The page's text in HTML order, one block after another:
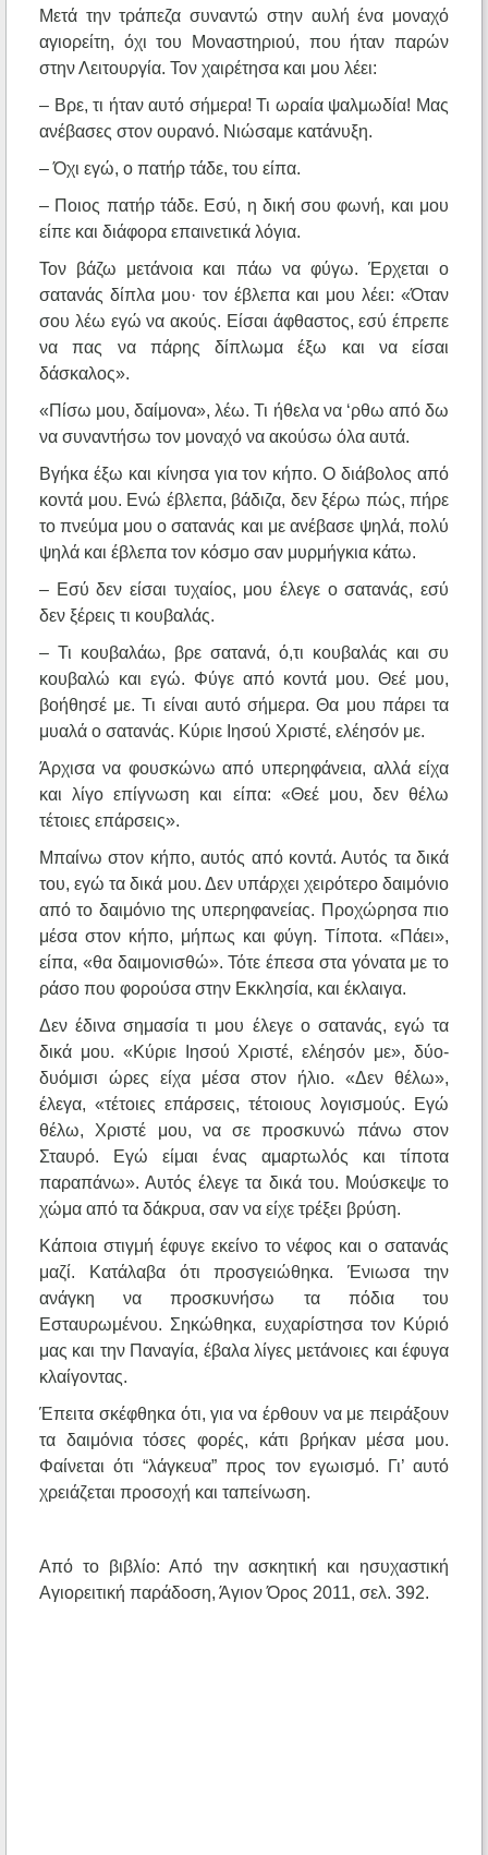
Μετά την τράπεζα συναντώ στην αυλή ένα μοναχό
αγιορείτη, όχι του Μοναστηριού, που ήταν παρών
στην Λειτουργία. Τον χαιρέτησα και μου λέει:
– Βρε, τι ήταν αυτό σήμερα! Τι ωραία ψαλμωδία! Μας
ανέβασες στον ουρανό. Νιώσαμε κατάνυξη.
– Όχι εγώ, ο πατήρ τάδε, του είπα.
– Ποιος πατήρ τάδε. Εσύ, η δική σου φωνή, και μου
είπε και διάφορα επαινετικά λόγια.
Τον βάζω μετάνοια και πάω να φύγω. Έρχεται ο
σατανάς δίπλα μου· τον έβλεπα και μου λέει: «Όταν
σου λέω εγώ να ακούς. Είσαι άφθαστος, εσύ έπρεπε
να πας να πάρης δίπλωμα έξω και να είσαι
δάσκαλος».
«Πίσω μου, δαίμονα», λέω. Τι ήθελα να ‘ρθω από δω
να συναντήσω τον μοναχό να ακούσω όλα αυτά.
Βγήκα έξω και κίνησα για τον κήπο. Ο διάβολος από
κοντά μου. Ενώ έβλεπα, βάδιζα, δεν ξέρω πώς, πήρε
το πνεύμα μου ο σατανάς και με ανέβασε ψηλά, πολύ
ψηλά και έβλεπα τον κόσμο σαν μυρμήγκια κάτω.
– Εσύ δεν είσαι τυχαίος, μου έλεγε ο σατανάς, εσύ
δεν ξέρεις τι κουβαλάς.
– Τι κουβαλάω, βρε σατανά, ό,τι κουβαλάς και συ
κουβαλώ και εγώ. Φύγε από κοντά μου. Θεέ μου,
βοήθησέ με. Τι είναι αυτό σήμερα. Θα μου πάρει τα
μυαλά ο σατανάς. Κύριε Ιησού Χριστέ, ελέησόν με.
Άρχισα να φουσκώνω από υπερηφάνεια, αλλά είχα
και λίγο επίγνωση και είπα: «Θεέ μου, δεν θέλω
τέτοιες επάρσεις».
Μπαίνω στον κήπο, αυτός από κοντά. Αυτός τα δικά
του, εγώ τα δικά μου. Δεν υπάρχει χειρότερο δαιμόνιο
από το δαιμόνιο της υπερηφανείας. Προχώρησα πιο
μέσα στον κήπο, μήπως και φύγη. Τίποτα. «Πάει»,
είπα, «θα δαιμονισθώ». Τότε έπεσα στα γόνατα με το
ράσο που φορούσα στην Εκκλησία, και έκλαιγα.
Δεν έδινα σημασία τι μου έλεγε ο σατανάς, εγώ τα
δικά μου. «Κύριε Ιησού Χριστέ, ελέησόν με», δύο-
δυόμισι ώρες είχα μέσα στον ήλιο. «Δεν θέλω»,
έλεγα, «τέτοιες επάρσεις, τέτοιους λογισμούς. Εγώ
θέλω, Χριστέ μου, να σε προσκυνώ πάνω στον
Σταυρό. Εγώ είμαι ένας αμαρτωλός και τίποτα
παραπάνω». Αυτός έλεγε τα δικά του. Μούσκεψε το
χώμα από τα δάκρυα, σαν να είχε τρέξει βρύση.
Κάποια στιγμή έφυγε εκείνο το νέφος και ο σατανάς
μαζί. Κατάλαβα ότι προσγειώθηκα. Ένιωσα την
ανάγκη να προσκυνήσω τα πόδια του
Εσταυρωμένου. Σηκώθηκα, ευχαρίστησα τον Κύριό
μας και την Παναγία, έβαλα λίγες μετάνοιες και έφυγα
κλαίγοντας.
Έπειτα σκέφθηκα ότι, για να έρθουν να με πειράξουν
τα δαιμόνια τόσες φορές, κάτι βρήκαν μέσα μου.
Φαίνεται ότι “λάγκευα” προς τον εγωισμό. Γι’ αυτό
χρειάζεται προσοχή και ταπείνωση.
Από το βιβλίο: Από την ασκητική και ησυχαστική
Αγιορειτική παράδοση, Άγιον Όρος 2011, σελ. 392.